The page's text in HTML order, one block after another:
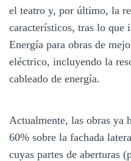
el teatro y, por último, la
característicos, tras lo que
Energía para obras de
eléctrico, incluyendo la
cableado de energía.
Actualmente, las obras ya
60% sobre la fachada
cuyas partes de aberturas